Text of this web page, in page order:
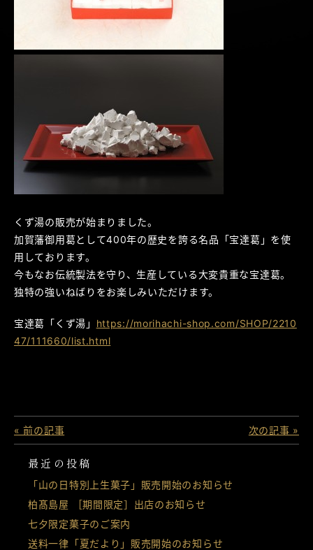
最近の投稿
「山の日特別上生菓子」販売開始のお知らせ
柏髙島屋 ［期間限定］出店のお知らせ
七夕限定菓子のご案内
送料一律「夏だより」販売開始のお知らせ
くず湯の販売が始まりました。
加賀藩御用葛として400年の歴史を誇る名品「宝達葛」を使
用しております。
今もなお伝統製法を守り、生産している大変貴重な宝達葛。
独特の強いねばりをお楽しみいただけます。
宝達葛「くず湯」 https://morihachi-shop.com/SHOP/2210
47/111660/list.html
« 前の記事 次の記事 »